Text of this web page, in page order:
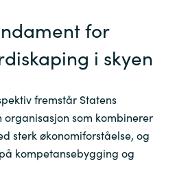
for
i skyen
fremstår Statens
organisasjon som kombinerer
sterk økonomiforståelse, og
kompetansebygging og